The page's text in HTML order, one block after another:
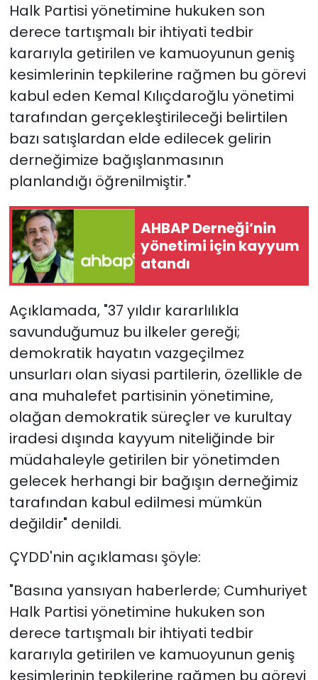
Halk Partisi yönetimine hukuken son
derece tartışmalı bir ihtiyati tedbir
kararıyla getirilen ve kamuoyunun geniş
kesimlerinin tepkilerine rağmen bu görevi
kabul eden Kemal Kılıçdaroğlu yönetimi
tarafından gerçekleştirileceği belirtilen
bazı satışlardan elde edilecek gelirin
derneğimize bağışlanmasının
planlandığı öğrenilmiştir."
AHBAP Derneği’nin
yönetimi için kayyum
atandı
Açıklamada, "37 yıldır kararlılıkla
savunduğumuz bu ilkeler gereği;
demokratik hayatın vazgeçilmez
unsurları olan siyasi partilerin, özellikle de
ana muhalefet partisinin yönetimine,
olağan demokratik süreçler ve kurultay
iradesi dışında kayyum niteliğinde bir
müdahaleyle getirilen bir yönetimden
gelecek herhangi bir bağışın derneğimiz
tarafından kabul edilmesi mümkün
değildir" denildi.
ÇYDD'nin açıklaması şöyle:
"Basına yansıyan haberlerde; Cumhuriyet
Halk Partisi yönetimine hukuken son
derece tartışmalı bir ihtiyati tedbir
kararıyla getirilen ve kamuoyunun geniş
kesimlerinin tepkilerine rağmen bu görevi